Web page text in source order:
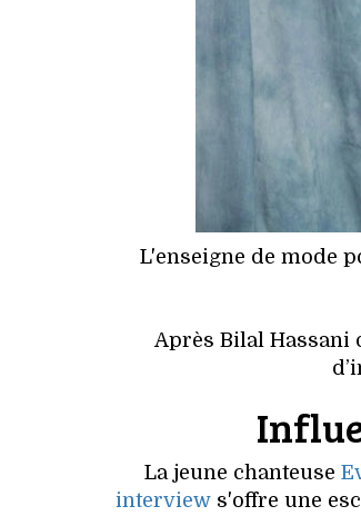
L'enseigne de mode
Après Bilal Hassani
La jeune chanteuse
interviews'offre une